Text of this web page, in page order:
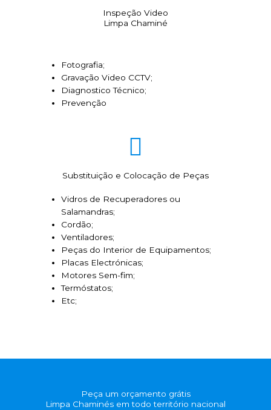
Inspeção Video
Limpa Chaminé
Fotografia;
Gravação Video CCTV;
Diagnostico Técnico;
Prevenção
Substituição e Colocação de Peças
Vidros de Recuperadores ou
Salamandras;
Cordão;
Ventiladores;
Peças do Interior de Equipamentos;
Placas Electrónicas;
Motores Sem-fim;
Termóstatos;
Etc;
Peça um orçamento grátis
Limpa Chaminés em todo território nacional